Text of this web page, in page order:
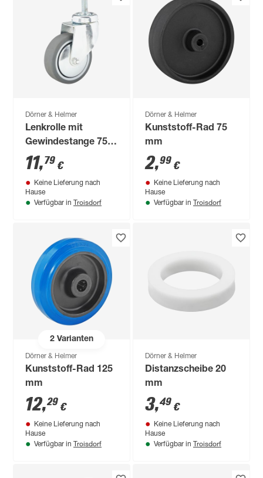
Dörner & Helmer
Lenkrolle mit
Gewindestange 75
mm/M10
11,79 €
Keine Lieferung nach
Hause
Verfügbar in Troisdorf
Dörner & Helmer
Kunststoff-Rad 75
mm
2,99 €
Keine Lieferung nach
Hause
Verfügbar in Troisdorf
2Varianten
Dörner & Helmer
Kunststoff-Rad 125
mm
12,29 €
Keine Lieferung nach
Hause
Verfügbar in Troisdorf
Dörner & Helmer
Distanzscheibe 20
mm
3,49 €
Keine Lieferung nach
Hause
Verfügbar in Troisdorf